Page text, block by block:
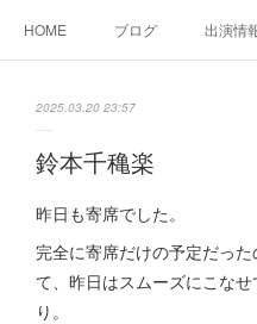
HOME ブログ 出演情
2025.03.20 23:57
鈴本千穐楽
昨日も寄席でした。
完全に寄席だけの予定だっ
て、昨日はスムーズにこな
り。